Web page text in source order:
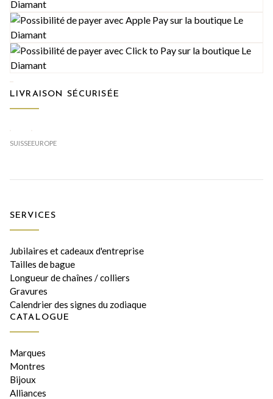
LIVRAISON SÉCURISÉE
SUISSEEUROPE
SERVICES
Jubilaires et cadeaux d'entreprise
Tailles de bague
Longueur de chaînes / colliers
Gravures
Calendrier des signes du zodiaque
CATALOGUE
Marques
Montres
Bijoux
Alliances